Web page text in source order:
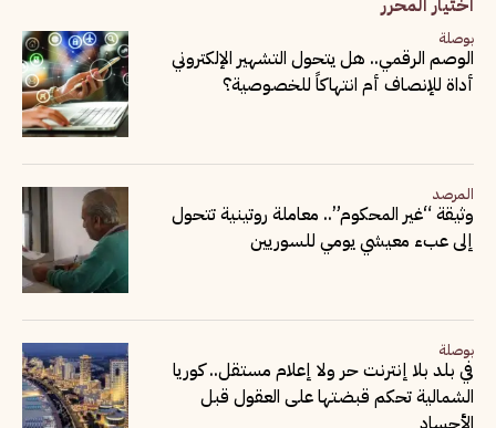
اختيار المحرر
بوصلة
الوصم الرقمي.. هل يتحول التشهير الإلكتروني
أداة للإنصاف أم انتهاكاً للخصوصية؟
المرصد
وثيقة “غير المحكوم”.. معاملة روتينية تتحول
إلى عبء معيشي يومي للسوريين
بوصلة
في بلد بلا إنترنت حر ولا إعلام مستقل.. كوريا
الشمالية تحكم قبضتها على العقول قبل